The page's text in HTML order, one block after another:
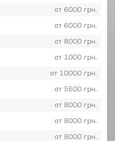
от 6000 грн.
от 6000 грн.
от 8000 грн.
от 1000 грн.
от 10000 грн.
от 5600 грн.
от 8000 грн.
от 8000 грн.
от 8000 грн.